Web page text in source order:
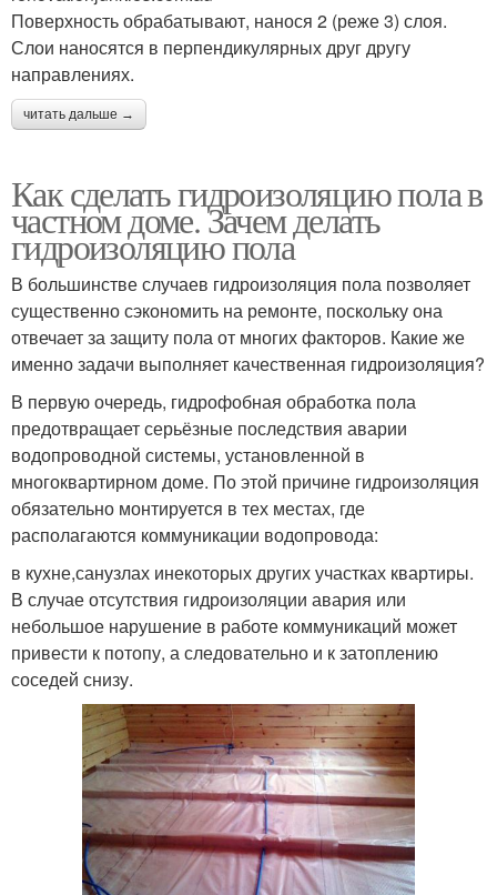
Поверхность обрабатывают, нанося 2 (реже 3) слоя.
Слои наносятся в перпендикулярных друг другу
направлениях.
читать дальше →
Как сделать гидроизоляцию пола в
частном доме. Зачем делать
гидроизоляцию пола
В большинстве случаев гидроизоляция пола позволяет
существенно сэкономить на ремонте, поскольку она
отвечает за защиту пола от многих факторов. Какие же
именно задачи выполняет качественная гидроизоляция?
В первую очередь, гидрофобная обработка пола
предотвращает серьёзные последствия аварии
водопроводной системы, установленной в
многоквартирном доме. По этой причине гидроизоляция
обязательно монтируется в тех местах, где
располагаются коммуникации водопровода:
в кухне,санузлах инекоторых других участках квартиры.
В случае отсутствия гидроизоляции авария или
небольшое нарушение в работе коммуникаций может
привести к потопу, а следовательно и к затоплению
соседей снизу.